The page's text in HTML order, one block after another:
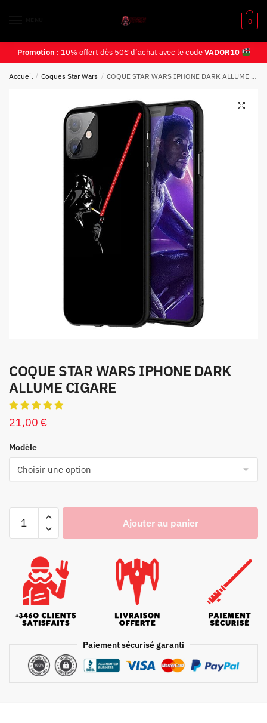
0
Promotion : 10% offert dès 50€ d’achat avec le codeVADOR10
Accueil / Coques Star Wars / COQUE STAR WARS IPHONE DARK ALLUME CIGARE
COQUE STAR WARS IPHONE DARK
ALLUME CIGARE
21,00 €
Modèle
Ajouter au panier
Paiement sécurisé garanti